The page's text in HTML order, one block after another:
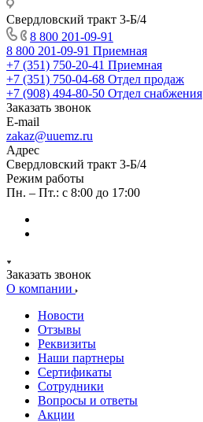
Свердловский тракт 3-Б/4
8 800 201-09-91
8 800 201-09-91 Приемная
+7 (351) 750-20-41 Приемная
+7 (351) 750-04-68 Отдел продаж
+7 (908) 494-80-50 Отдел снабжения
Заказать звонок
E-mail
zakaz@uuemz.ru
Адрес
Свердловский тракт 3-Б/4
Режим работы
Пн. – Пт.: с 8:00 до 17:00
Заказать звонок
О компании
Новости
Отзывы
Реквизиты
Наши партнеры
Сертификаты
Сотрудники
Вопросы и ответы
Акции